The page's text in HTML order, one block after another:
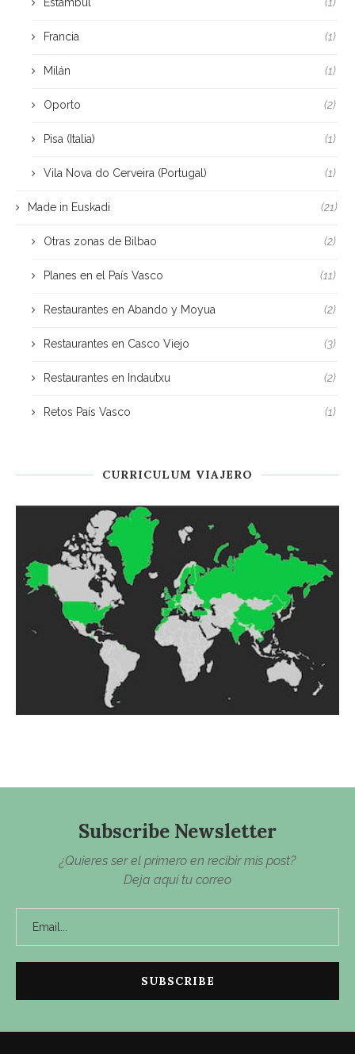
Estambul (1)
Francia (1)
Milán (1)
Oporto (2)
Pisa (Italia) (1)
Vila Nova do Cerveira (Portugal) (1)
Made in Euskadi (21)
Otras zonas de Bilbao (2)
Planes en el País Vasco (11)
Restaurantes en Abando y Moyua (2)
Restaurantes en Casco Viejo (3)
Restaurantes en Indautxu (2)
Retos País Vasco (1)
CURRICULUM VIAJERO
Subscribe Newsletter
¿Quieres ser el primero en recibir mis post?
Deja aquí tu correo